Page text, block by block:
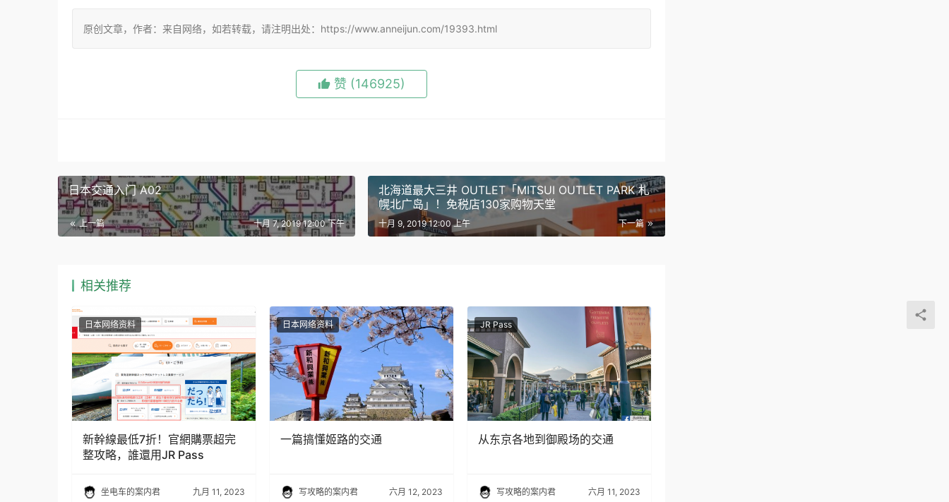
原创文章，作者：来自网络，如若转载，请注明出处：https://www.anneijun.com/19393.html
赞 (146925)
日本交通入门 A02
上一篇 十月 7, 2019 12:00 下午
北海道最大三井 OUTLET「MITSUI OUTLET PARK 札
幌北广岛」！免税店130家购物天堂
下一篇
十月 9, 2019 12:00 上午
相关推荐
日本网络资料
新幹線最低7折！官網購票超完
整攻略，誰還用JR Pass
坐电车的案内君 九月 11, 2023
日本网络资料
一篇搞懂姬路的交通
写攻略的案内君 六月 12, 2023
JR Pass
从东京各地到御殿场的交通
写攻略的案内君 六月 11, 2023